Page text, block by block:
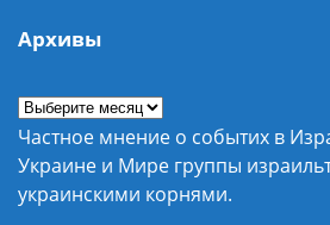
Архивы
Частное мнение о событих в
Украине и Мире группы
украинскими корнями.